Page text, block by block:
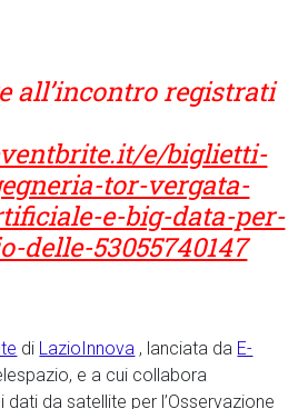
all’incontro registrati
e/biglietti-
tor-vergata-
e-big-data-per-
delle-53055740147
di LazioInnova , lanciata da E-
e a cui collabora
dati da satellite per l’Osservazione